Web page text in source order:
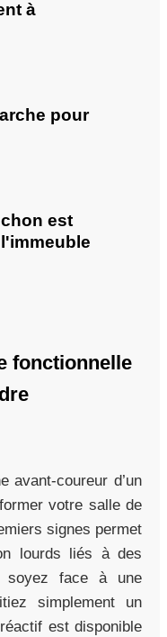
à
pour
est
fonctionnelle
avant-coureur d’un
votre salle de
signes permet
lourds liés à des
soyez face à une
simplement un
est disponible